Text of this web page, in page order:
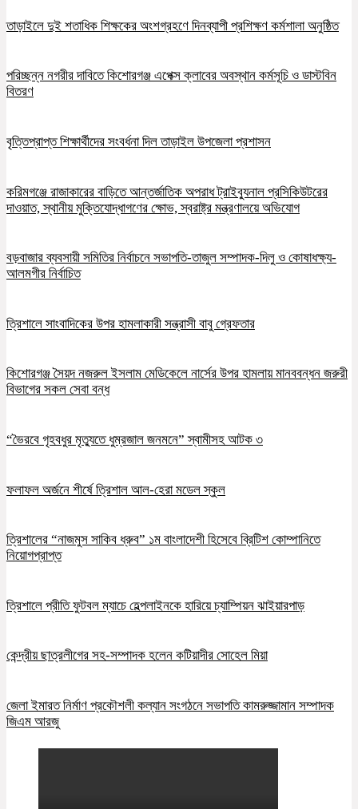
তাড়াইলে দুই শতাধিক শিক্ষকের অংশগ্রহণে দিনব্যাপী প্রশিক্ষণ কর্মশালা অনুষ্ঠিত
পরিচ্ছন্ন নগরীর দাবিতে কিশোরগঞ্জ এপেক্স ক্লাবের অবস্থান কর্মসূচি ও ডাস্টবিন
বিতরণ
বৃত্তিপ্রাপ্ত শিক্ষার্থীদের সংবর্ধনা দিল তাড়াইল উপজেলা প্রশাসন
করিমগঞ্জে রাজাকারের বাড়িতে আন্তর্জাতিক অপরাধ ট্রাইব্যুনাল প্রসিকিউটরের
দাওয়াত, স্থানীয় মুক্তিযোদ্ধাগণের ক্ষোভ, স্বরাষ্ট্র মন্ত্রণালয়ে অভিযোগ
বড়বাজার ব্যবসায়ী সমিতির নির্বাচনে সভাপতি-তাজুল সম্পাদক-দিলু ও কোষাধক্ষ্য-
আলমগীর নির্বাচিত
ত্রিশালে সাংবাদিকের উপর হামলাকারী সন্ত্রাসী বাবু গ্রেফতার
কিশোরগঞ্জ সৈয়দ নজরুল ইসলাম মেডিকেলে নার্সের উপর হামলায় মানববন্ধন জরুরী
বিভাগের সকল সেবা বন্ধ
“ভৈরবে গৃহবধুর মৃত্যুতে ধুম্রজাল জনমনে” স্বামীসহ আটক ৩
ফলাফল অর্জনে শীর্ষে ত্রিশাল আল-হেরা মডেল স্কুল
ত্রিশালের “নাজমুস সাকিব ধ্রুব” ১ম বাংলাদেশী হিসেবে ব্রিটিশ কোম্পানিতে
নিয়োগপ্রাপ্ত
ত্রিশালে প্রীতি ফুটবল ম্যাচে হেল্পলাইনকে হারিয়ে চ্যাম্পিয়ন ঝাইয়ারপাড়
কেন্দ্রীয় ছাত্রলীগের সহ-সম্পাদক হলেন কটিয়াদীর সোহেল মিয়া
জেলা ইমারত নির্মাণ প্রকৌশলী কল্যান সংগঠনে সভাপতি কামরুজ্জামান সম্পাদক
জিএম আরজু